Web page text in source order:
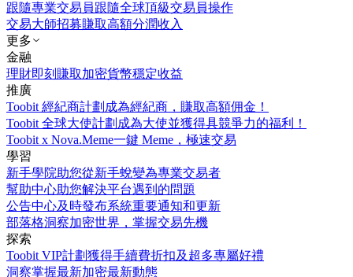
跟隨專業交易員跟隨全球頂級交易員操作
交易大師招募賺取高額分潤收入
更多
金融
理財即刻賺取加密貨幣穩定收益
推廣
Toobit 經紀商計劃 成為經紀商，賺取高額佣金！
Toobit 全球大使計劃 成為大使並獲得具競爭力的福利！
Toobit x Nova.Meme一鍵 Meme，極速交易
學習
新手學院助您從新手蛻變為專業交易者
幫助中心助您解決平台遇到的問題
公告中心及時發布系統重要通知和更新
部落格洞察加密世界，掌握交易先機
探索
Toobit VIP計劃獲得手續費折扣及超多專屬好禮
洞察掌握最新加密最新動態